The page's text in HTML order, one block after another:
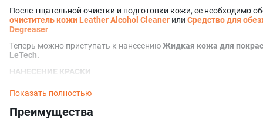
Средство для восстановления и ремонта кожи Leather Colour
окрашивания натуральной кожи, так и искусственной кожи.
При использовании нашего продукта крайне важно следовать
гарантирует не только эффективное применение, но и вашу
нанесением состава рекомендуется протестировать его на
вашем комфорте и безопасности, поэтому настоятельно
После тщательной очистки и подготовки кожи, ее необходимо
очиститель кожи Leather Alcohol Cleaner или Средство для
Degreaser
Теперь можно приступать к нанесениюЖидкая кожа для
LeTech.
НАНЕСЕНИЕ КРАСКИ
вручную для подкраски незначительных, точечных
Показать полностью
Преимущества